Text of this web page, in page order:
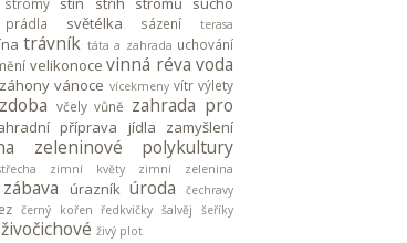
stromy
světélka sázení terasa
trávník táta a zahrada uchování
velikonoce vinná réva voda
vánoce vícekmeny vítr výlety
včely vůně zahrada pro
příprava jídla zamyšlení
zeleninové polykultury
zimní květy zimní zelenina
zábava úrazník úroda čechravy
černý kořen ředkvičky šalvěj šeříky
živočichové živý plot